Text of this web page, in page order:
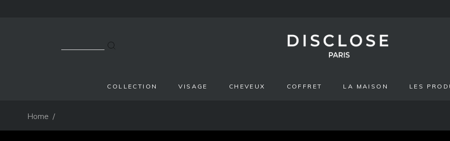
COLLECTION VISAGE CHEVEUX COFFRET LA MAISON LES
Home /